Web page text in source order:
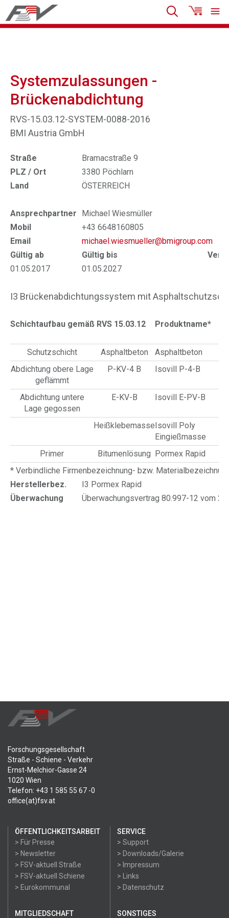
Systemzulassungen -
Brückenabdichtung
RVS-15.03.12-SYSTEM-0088-2016
BMI Austria GmbH
Straße
Bramacstraße 9
PLZ / Ort
3380 Pöchlarn
Land
ÖSTERREICH
Ansprechpartner
Michael Wiesmüller
Mobil
+43 6648160805
Email
michael.wiesmueller@bmigroup.com
Gültig ab
Gültig bis
01.05.2017
01.05.2027
I3 Brückenabdichtungssystem mit
Schichtaufbau gemäß RVS 15.03.12 Produktname*
Schutzschicht Asphaltbeton
Asphaltbeton
Abdichtung obere Lage
geflämmt
P-KV-4 B Isovill P-4-B
Abdichtung untere
Lage gegossen
E-KV-B Isovill E-PV-B
HeißklebemasseIsovill Poly
Eingießmasse
Primer
Bitumenlösung Pormex Rapid
* Verbindliche Firmenbezeichnung- bzw.
Herstellerbez.
I3 Pormex Rapid
Überwachung
Überwachungsvertrag 80.997-12 vom
Forschungsgesellschaft
Straße - Schiene - Verkehr
Ernst-Melchior-Gasse 24
1020 Wien
Telefon: +43 1 585 55 67 -0
office(at)fsv.at
ÖFFENTLICHKEITSARBEIT
> Für Presse
> Newsletter
> FSV-aktuell Straße
> FSV-aktuell Schiene
> Eurokommunal
SERVICE
> Support
> Downloads/Galerie
> Impressum
> Links
> Datenschutz
MITGLIEDSCHAFT SONSTIGES